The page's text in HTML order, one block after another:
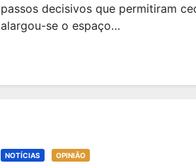
passos decisivos que permitiram
alargou-se o espaço…
NOTÍCIAS OPINIÃO